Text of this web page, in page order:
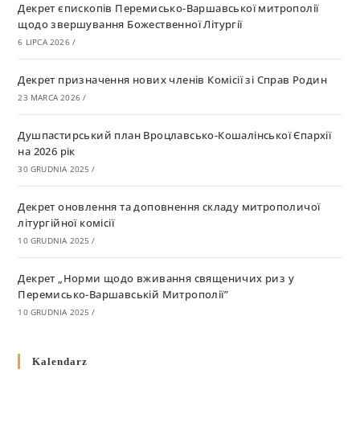
Декрет єпископів Перемисько-Варшавської митрополії
щодо звершування Божественної Літургії
6 LIPCA 2026 /
Декрет призначення нових членів Комісії зі Справ Родин
23 MARCA 2026 /
Душпастирський план Вроцлавсько-Кошалінської Єпархії
на 2026 рік
30 GRUDNIA 2025 /
Декрет оновлення та доповнення складу митрополичої
літургійної комісії
10 GRUDNIA 2025 /
Декрет „Норми щодо вживання священичих риз у
Перемисько-Варшавській Митрополії”
10 GRUDNIA 2025 /
григоріанським календарем
Kalendarz